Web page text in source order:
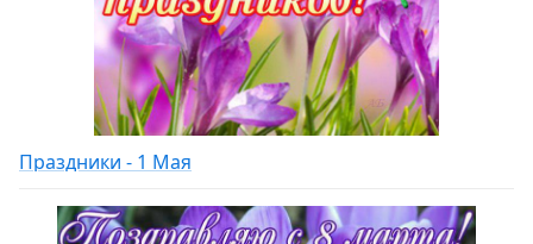
Праздники - 1 Мая